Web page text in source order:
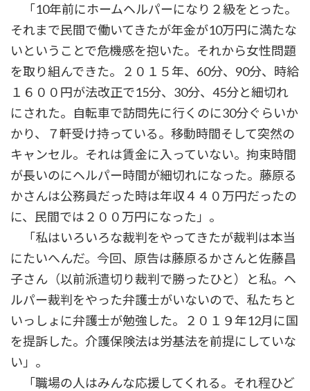
「10年前にホームヘルパーになり２級をとった。
それまで民間で働いてきたが年金が10万円に満たな
いということで危機感を抱いた。それから女性問題
を取り組んできた。２０１５年、60分、90分、時給
１６００円が法改正で15分、30分、45分と細切れ
にされた。自転車で訪問先に行くのに30分ぐらいか
かり、７軒受け持っている。移動時間そして突然の
キャンセル。それは賃金に入っていない。拘束時間
が長いのにヘルパー時間が細切れになった。藤原る
かさんは公務員だった時は年収４４０万円だったの
に、民間では２００万円になった」。
「私はいろいろな裁判をやってきたが裁判は本当
にたいへんだ。今回、原告は藤原るかさんと佐藤昌
子さん（以前派遣切り裁判で勝ったひと）と私。ヘ
ルパー裁判をやった弁護士がいないので、私たちと
いっしょに弁護士が勉強した。２０１９年12月に国
を提訴した。介護保険法は労基法を前提にしていな
い」。
「職場の人はみんな応援してくれる。それ程ひど